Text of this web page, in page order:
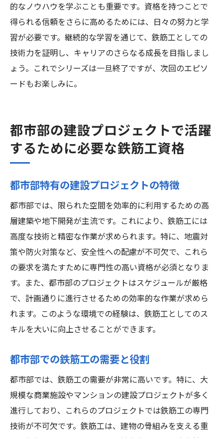
的なノウハウを学ぶことも重要です。資格を持つことで
得られる信頼をさらに高めるためには、日々の努力と学
習が必要です。継続的な学習を通じて、鉄筋工としての
技術力を証明し、キャリアのさらなる成長を目指しまし
ょう。これでシリーズは一旦終了ですが、次回のエピソ
ードもお楽しみに。
都市部の建設プロジェクトで活躍
するために必要な鉄筋工資格
都市部特有の建設プロジェクトの特徴
都市部では、限られた空間を効率的に利用するための高
層建築や地下開発が主流です。これにより、鉄筋工には
高度な技術と精密な作業が求められます。特に、地震対
策や防火対策など、安全性への配慮が不可欠で、これら
の要求を満たすために専門性の高い資格が必須となりま
す。また、都市部のプロジェクトはスケジュールが厳格
で、計画通りに進行させるための効率的な作業が求めら
れます。このような環境での経験は、鉄筋工としてのス
キルを大いに向上させることができます。
都市部での鉄筋工の需要と役割
都市部では、鉄筋工の需要が非常に高いです。特に、大
規模な商業施設やマンションの建設プロジェクトが多く
進行しており、これらのプロジェクトでは鉄筋工の専門
技術が不可欠です。鉄筋工は、建物の骨組みを支える重